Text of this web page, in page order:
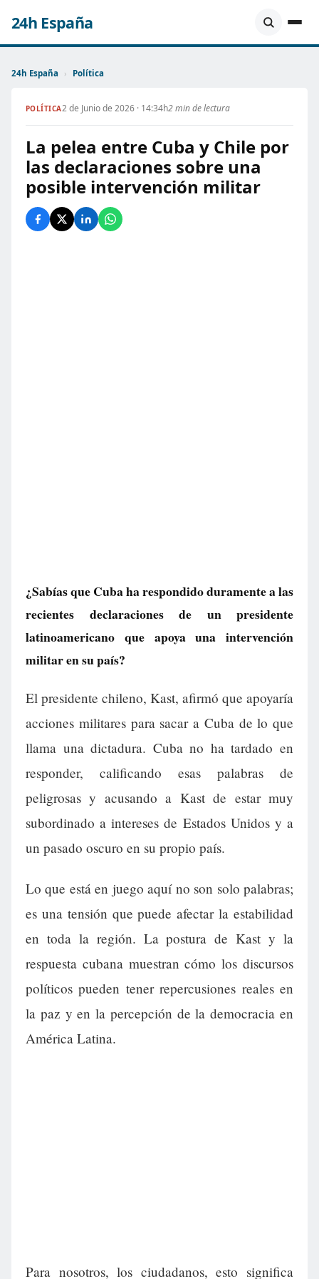
24h España
24h España › Política
POLÍTICA2 de Junio de 2026 · 14:34h2 min de lectura
La pelea entre Cuba y Chile por
las declaraciones sobre una
posible intervención militar
¿Sabías que Cuba ha respondido duramente a las
recientes declaraciones de un presidente
latinoamericano que apoya una intervención
militar en su país?
El presidente chileno, Kast, afirmó que apoyaría
acciones militares para sacar a Cuba de lo que
llama una dictadura. Cuba no ha tardado en
responder, calificando esas palabras de
peligrosas y acusando a Kast de estar muy
subordinado a intereses de Estados Unidos y a
un pasado oscuro en su propio país.
Lo que está en juego aquí no son solo palabras;
es una tensión que puede afectar la estabilidad
en toda la región. La postura de Kast y la
respuesta cubana muestran cómo los discursos
políticos pueden tener repercusiones reales en
la paz y en la percepción de la democracia en
América Latina.
Para nosotros, los ciudadanos, esto significa